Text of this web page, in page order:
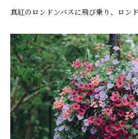
真紅のロンドンバスに飛び乗り、ロン